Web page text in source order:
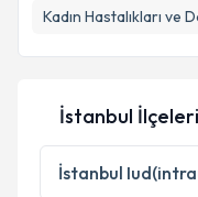
Kadın Hastalıkları ve
Kişisel
Metni
'ni
kapsamda
İstanbul İlçeleri
İstanbul